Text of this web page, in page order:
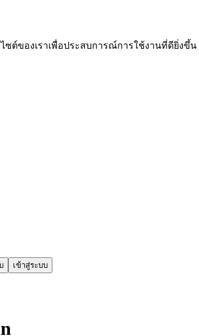
ซต์ของเราเพื่อประสบการณ์การใช้งานที่ดียิ่งขึ้น
เข้าสู่ระบบ